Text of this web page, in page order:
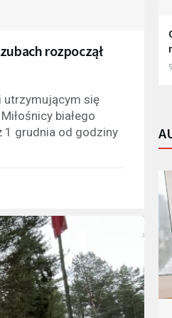
rozpoczął
utrzymującym się
białego
grudnia od godziny